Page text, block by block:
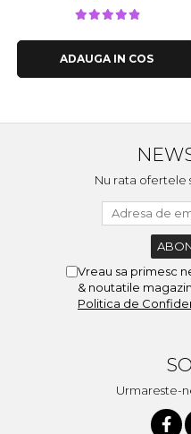
ADAUGA IN COS
Nu rata ofertele
Vreau sa primesc
& noutatile
Politica de
Urmareste-